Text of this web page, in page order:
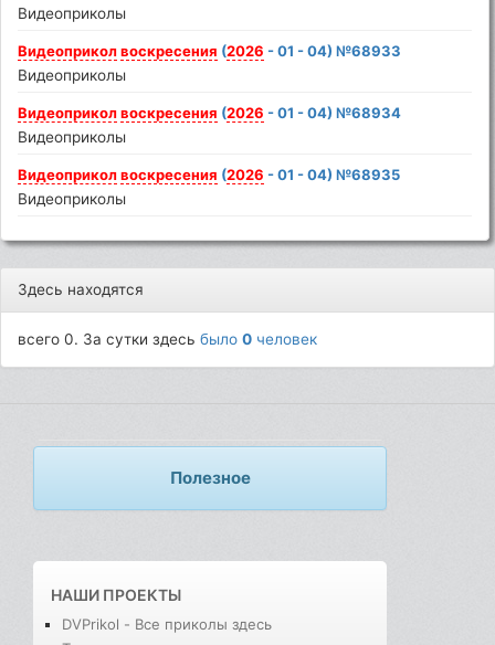
Видеоприколы
Видеоприкол воскресения (2026 - 01 - 04) №68933
Видеоприколы
Видеоприкол воскресения (2026 - 01 - 04) №68934
Видеоприколы
Видеоприкол воскресения (2026 - 01 - 04) №68935
Видеоприколы
Здесь находятся
всего 0. За сутки здесьбыло0 человек
Полезное
НАШИ ПРОЕКТЫ
DVPrikol - Все приколы здесь